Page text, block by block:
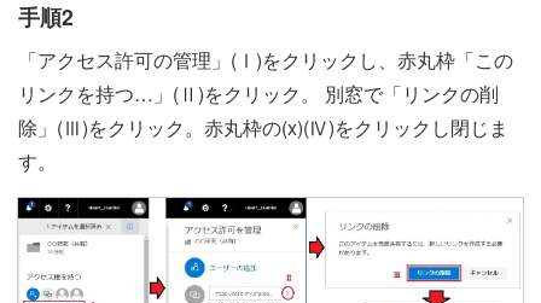
手順2
「アクセス許可の管理」(Ⅰ)をクリックし、赤丸枠「この
リンクを持つ…」(Ⅱ)をクリック。 別窓で「リンクの削
除」(Ⅲ)をクリック。赤丸枠の(x)(Ⅳ)をクリックし閉じま
す。